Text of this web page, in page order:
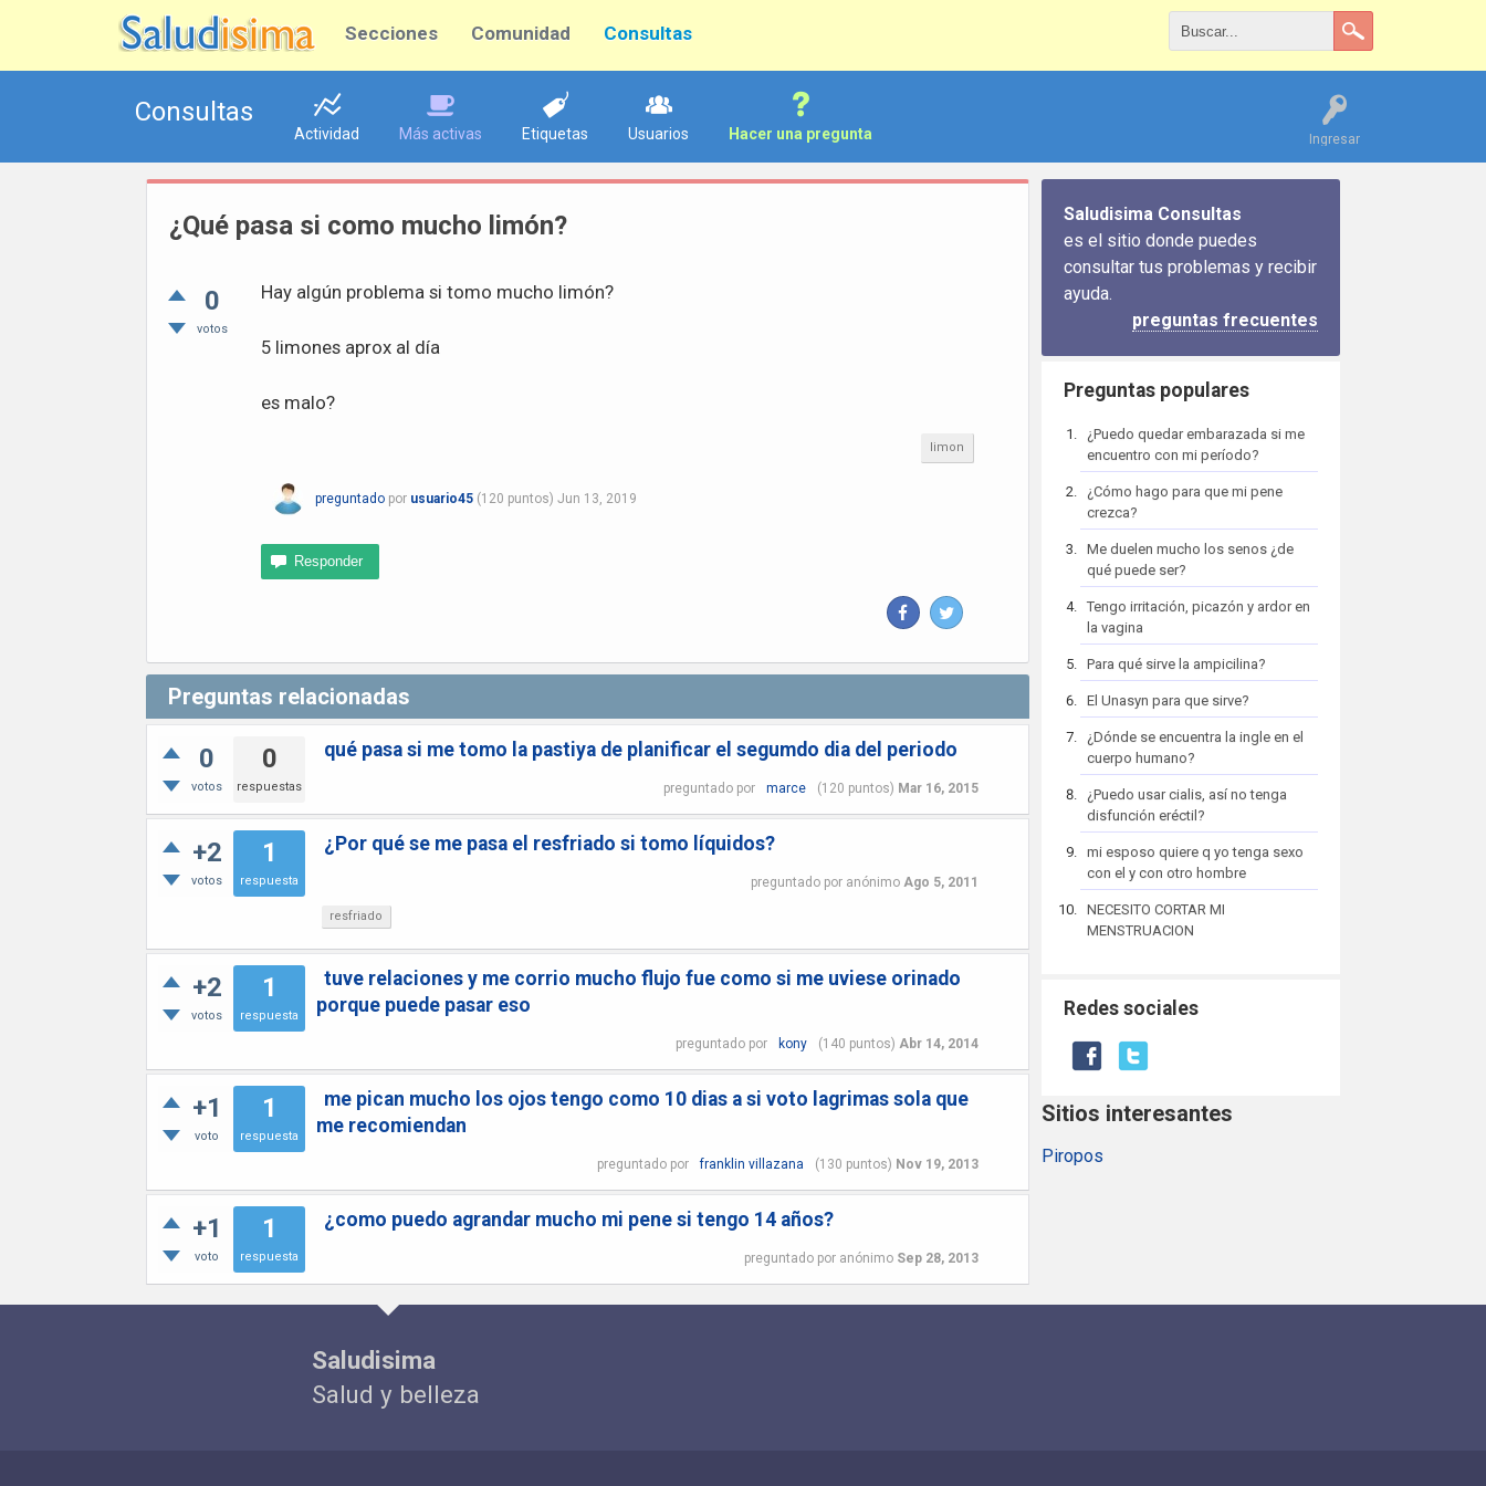
Secciones Comunidad Consultas
Ingresar
Consultas
Actividad Más activas Etiquetas Usuarios Hacer una pregunta
¿Qué pasa si como mucho limón?
0
votos
Hay algún problema si tomo mucho limón?
5 limones aprox al día
es malo?
limon
preguntado por usuario45 (120 puntos) Jun 13, 2019
Preguntas relacionadas
0
votos
0
respuestas
qué pasa si me tomo la pastiya de planificar el segumdo dia del periodo
preguntado por marce (120 puntos) Mar 16, 2015
+2
votos
1
respuesta
¿Por qué se me pasa el resfriado si tomo líquidos?
preguntado por anónimo Ago 5, 2011
resfriado
+2
votos
1
respuesta
tuve relaciones y me corrio mucho flujo fue como si me uviese orinado
porque puede pasar eso
preguntado por kony (140 puntos) Abr 14, 2014
+1
voto
1
respuesta
me pican mucho los ojos tengo como 10 dias a si voto lagrimas sola que
me recomiendan
preguntado por franklin villazana (130 puntos) Nov 19, 2013
+1
voto
1
respuesta
¿como puedo agrandar mucho mi pene si tengo 14 años?
preguntado por anónimo Sep 28, 2013
Saludisima Consultas
es el sitio donde puedes
consultar tus problemas y recibir
ayuda.
preguntas frecuentes
Preguntas populares
¿Puedo quedar embarazada si me
encuentro con mi período?
¿Cómo hago para que mi pene
crezca?
Me duelen mucho los senos ¿de
qué puede ser?
Tengo irritación, picazón y ardor en
la vagina
Para qué sirve la ampicilina?
El Unasyn para que sirve?
¿Dónde se encuentra la ingle en el
cuerpo humano?
¿Puedo usar cialis, así no tenga
disfunción eréctil?
mi esposo quiere q yo tenga sexo
con el y con otro hombre
NECESITO CORTAR MI
MENSTRUACION
Redes sociales
Sitios interesantes
Piropos
Saludisima
Salud y belleza